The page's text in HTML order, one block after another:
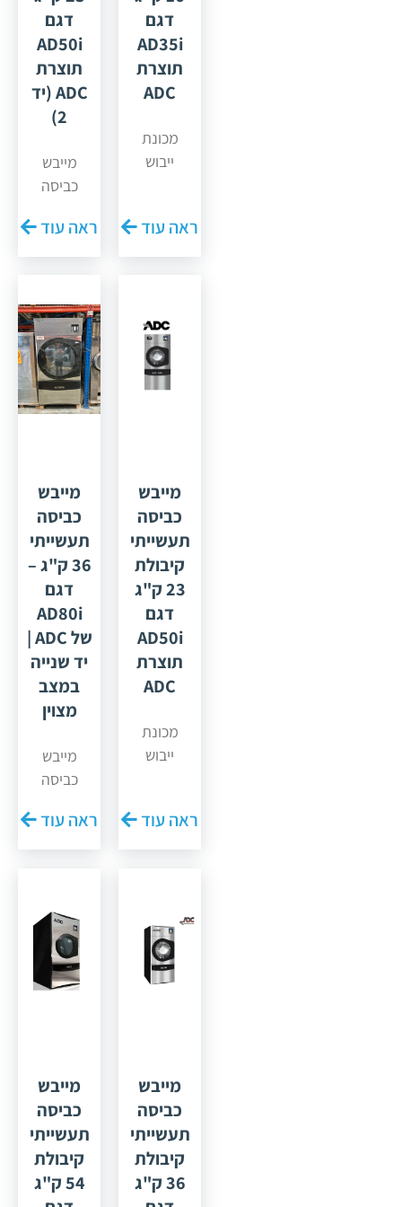
דגם
AD35i
תוצרת
ADC
מכונת
ייבוש
"ADC"
ארה"ב.
16 ק"ג,
נפח תוף
ראה עוד
דגם
AD50i
תוצרת
ADC (יד
2)
מייבש
כביסה
AD50i –
תוצרת
במצב
שמור
ראה עוד
מייבש
כביסה
תעשייתי
קיבולת
23 ק"ג
דגם
AD50i
תוצרת
ADC
מכונת
ייבוש
"ADC"
ארה"ב.
נפח תוף
ראה עוד
מייבש
כביסה
תעשייתי
36 ק"ג –
דגם
AD80i
של ADC |
יד שנייה
במצב
מצוין
מייבש
כביסה
36 ק"ג –
דגם AD80i
ראה עוד
מייבש
כביסה
תעשייתי
קיבולת
36 ק"ג
מייבש
כביסה
תעשייתי
קיבולת
54 ק"ג